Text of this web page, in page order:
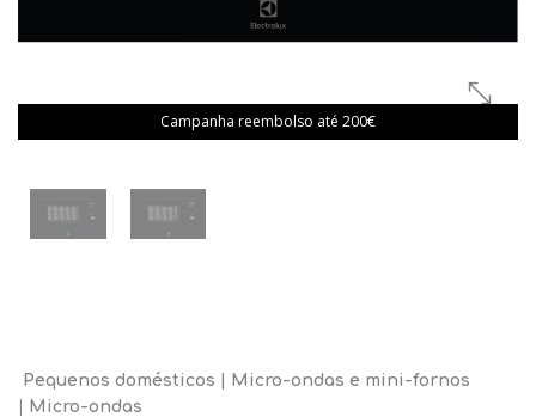
Campanha reembolso até 200€
Pequenos domésticos
Micro-ondas e mini-fornos
Micro-ondas